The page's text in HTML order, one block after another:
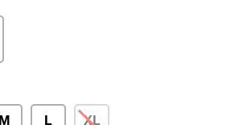
M L XL